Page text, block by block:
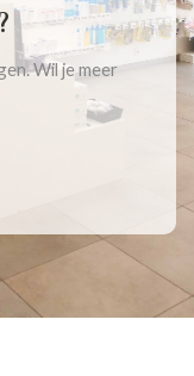
Wil je meer